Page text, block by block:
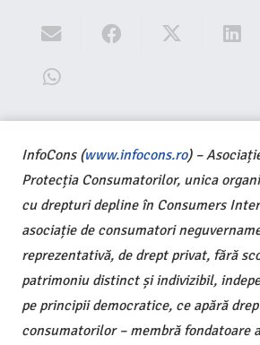
InfoCons (www.infocons.ro) –
Protecția Consumatorilor, unica
cu drepturi depline în Consumers
asociație de consumatori
reprezentativă, de drept privat, fără
patrimoniu distinct și indivizibil,
pe principii democratice, ce apără
consumatorilor – membră fondatoare